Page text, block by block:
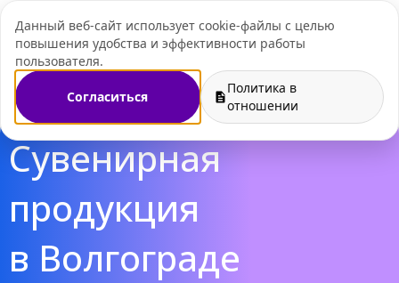
Данный веб-сайт использует cookie-файлы с целью
повышения удобства и эффективности работы
пользователя.
Согласиться
Политика в
отношении
+7 (495) 109-07-
Cувенирная
продукция
в Волгограде